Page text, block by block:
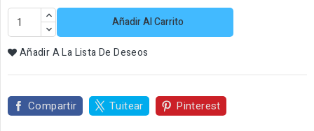
Añadir Al Carrito
Añadir A La Lista De Deseos
Compartir Tuitear Pinterest